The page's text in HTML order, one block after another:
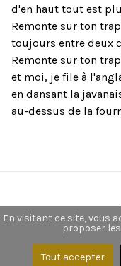
d'en haut tout est
Remonte sur ton
toujours entre deux
Remonte sur ton
et moi, je file à
en dansant la
au-dessus de la
En visitant ce site, vous
proposer
Tout accepter